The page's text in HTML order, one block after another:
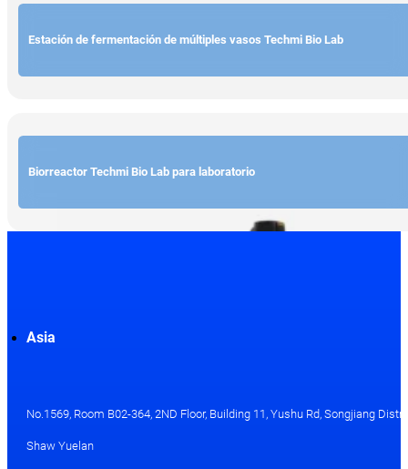
Estación de fermentación de múltiples vasos Techmi Bio Lab
Biorreactor Techmi Bio Lab para laboratorio
Asia
No.1569, Room B02-364, 2ND Floor, Building 11, Yushu Rd, Songjiang
Shaw Yuelan